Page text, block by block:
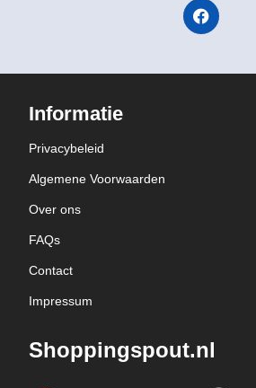
Informatie
Privacybeleid
Algemene Voorwaarden
Over ons
FAQs
Contact
Impressum
Shoppingspout.nl